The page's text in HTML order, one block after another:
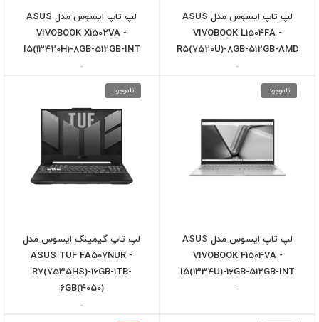
لپ تاپ ایسوس مدل ASUS
VIVOBOOK L1504FA -
R5(7520U)-8GB-512GB-AMD
-
لپ تاپ ایسوس مدل ASUS
VIVOBOOK X1502VA -
I5(13420H)-8GB-512GB-INT
-
ناموجود
لپ تاپ ایسوس مدل ASUS
VIVOBOOK F1504VA -
I5(1334U)-16GB-512GB-INT
-
ناموجود
لپ تاپ گیمینگ ایسوس مدل
ASUS TUF FA507NUR -
R7(7535HS)-16GB-1TB-
6GB(4050)
-